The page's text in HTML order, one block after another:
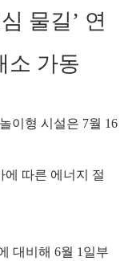
물길’ 연
소 가동
이형 시설은 7월 16
에 따른 에너지 절
대비해 6월 1일부